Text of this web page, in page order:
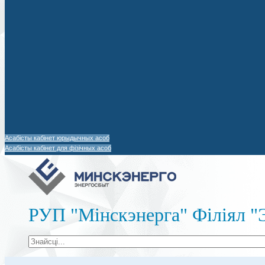
Асабісты кабінет юрыдычных асоб
Асабісты кабінет для фізічных асоб
РУП "Мінскэнерга" Філіял